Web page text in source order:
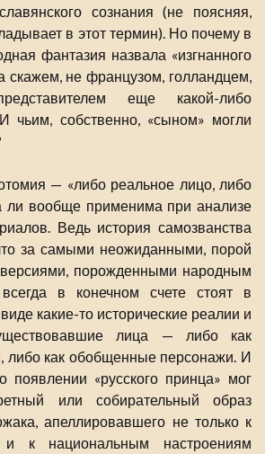
сознания (не поясняя,
в этот термин). Но почему в
фантазия назвала «изгнанного
скажем, не французом, голландцем,
еще какой-либо
чьим, собственно, «сыном» могли
— «либо реальное лицо, либо
ли вообще применима при анализе
Ведь история самозванства
за самыми неожиданными, порой
порожденными народным
всегда в конечном счете стоят в
какие-то исторические реалии и
лица — либо как
либо как обобщенные персонажи. И
«русского принца» мог
или собирательный образ
апеллировавшего не только к
к национальным настроениям